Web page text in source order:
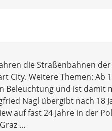
die Straßenbahnen der
City. Weitere Themen: Ab
Beleuchtung und ist damit
Nagl übergibt nach 18
auf fast 24 Jahre in der
...